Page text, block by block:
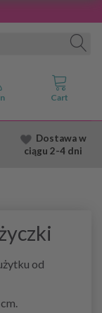
Dostawaw
ciągu 2-4 dni
od